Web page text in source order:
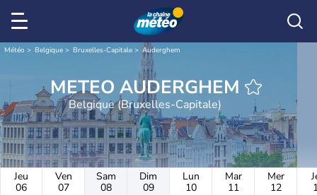
Météo Belgique Bruxelles-Capitale Auderghem
METEO AUDERGHEM
Belgique (Bruxelles-Capitale)
Jeu
06
Ven
07
Sam
08
Dim
09
Lun
10
Mar
11
Mer
12